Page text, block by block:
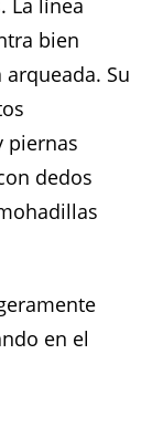
La línea
bien
Su
piernas
dedos
en el